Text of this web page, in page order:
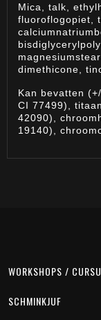
Mica, talk,
fluoroflogopiet,
dimethicone,
Kan bevatten
CI 77499),
42090),
19140),
WORKSHOPS /
SCHMINKJUF